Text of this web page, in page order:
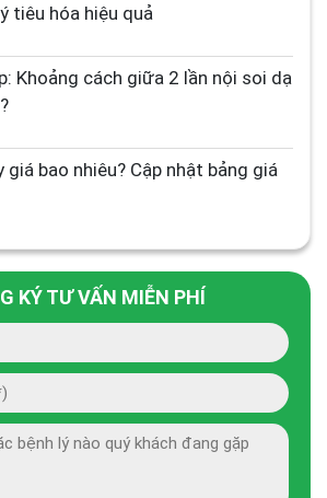
tiêu hóa hiệu quả
KÝ TƯ VẤN MIỄN PHÍ